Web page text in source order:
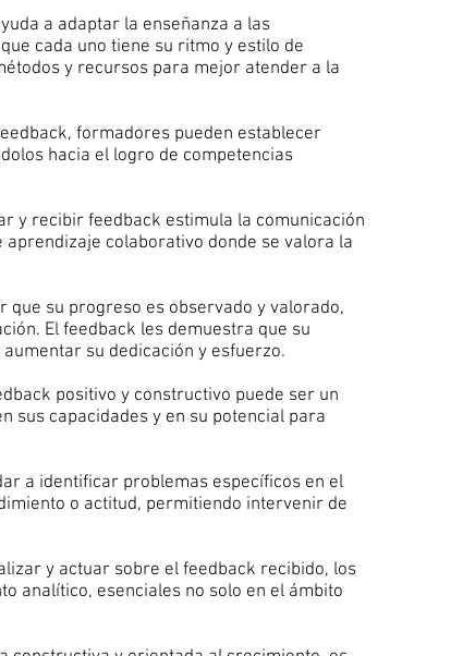
a adaptar la enseñanza a las
cada uno tiene su ritmo y estilo de
y recursos para mejor atender a la
formadores pueden establecer
hacia el logro de competencias
y recibir feedback estimula la comunicación
colaborativo donde se valora la
que su progreso es observado y valorado,
El feedback les demuestra que su
su dedicación y esfuerzo.
positivo y constructivo puede ser un
sus capacidades y en su potencial para
a identificar problemas específicos en el
o actitud, permitiendo intervenir de
y actuar sobre el feedback recibido, los
analítico, esenciales no solo en el ámbito